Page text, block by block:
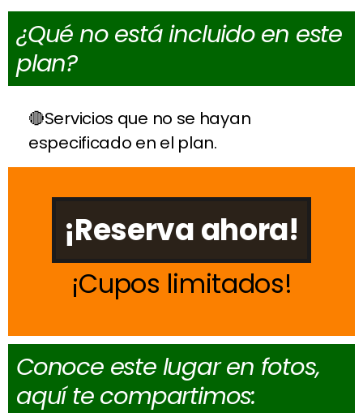
¿Qué no está incluido en este
plan?
Servicios que no se hayan
especificado en el plan.
¡Reserva ahora!
Cupos limitados
Conoce este lugar en fotos,
aquí te compartimos: